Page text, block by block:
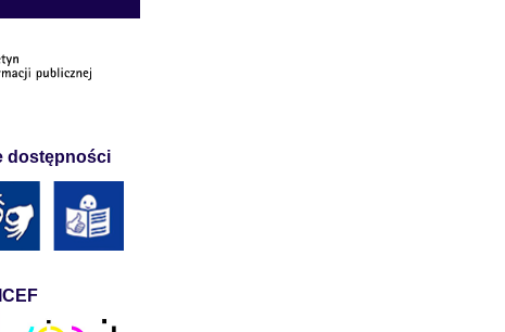
dostępności